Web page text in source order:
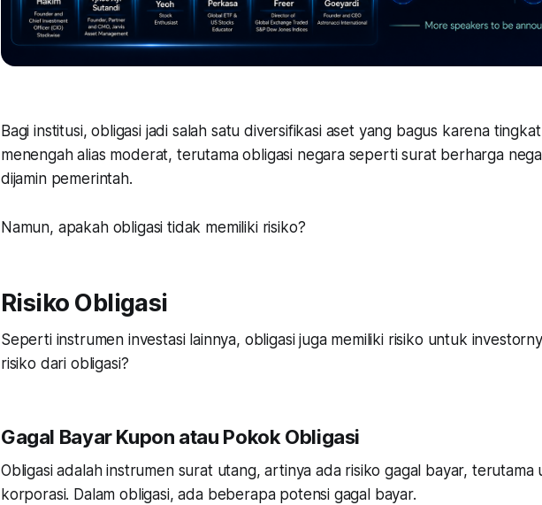
Bagi institusi, obligasi jadi salah satu diversifikasi aset yang bagus karena
menengah alias moderat, terutama obligasi negara seperti surat berharga
dijamin pemerintah.
Namun, apakah obligasi tidak memiliki risiko?
Risiko Obligasi
Seperti instrumen investasi lainnya, obligasi juga memiliki risiko untuk
risiko dari obligasi?
Gagal Bayar Kupon atau Pokok Obligasi
Obligasi adalah instrumen surat utang, artinya ada risiko gagal bayar, terutama
korporasi. Dalam obligasi, ada beberapa potensi gagal bayar.